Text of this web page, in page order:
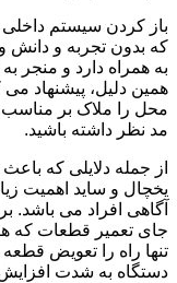
باز کردن سیستم
که بدون تجربه و دانش
به همراه دارد و منجر
همین دلیل، پیشنهاد می
محل را ملاک بر مناسب
مد نظر داشته باشید.
از جمله دلایلی که
یخچال و ساید اهمیت
آگاهی افراد می باشد.
جای تعمیر قطعات که
تنها راه را تعویض
دستگاه به شدت افزایش